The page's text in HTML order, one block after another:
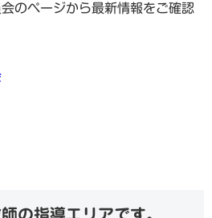
のページから最新情報をご確認
の指導エリアです。